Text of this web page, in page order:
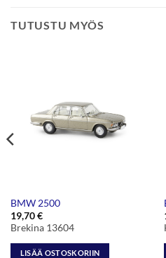
TUTUSTU MYÖS
BMW 2500
19,70€
Brekina 13604
LISÄÄ OSTOSKORIIN